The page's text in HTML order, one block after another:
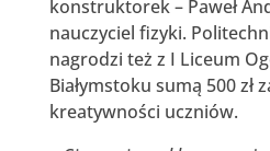
konstruktorek – Paweł
nauczyciel fizyki.
nagrodzi też z I Liceum
Białymstoku sumą 500 zł
kreatywności uczniów.